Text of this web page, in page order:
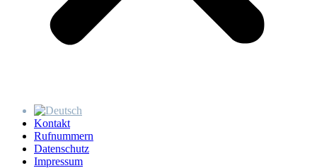
Kontakt
Rufnummern
Datenschutz
Impressum